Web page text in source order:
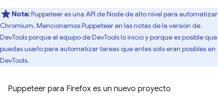
Nota:Puppeteer es una API de Node de alto nivel para automatizar
Chromium. Mencionamos Puppeteer en las notas de la versión de
DevTools porque el equipo de DevTools lo inició y porque es posible que
puedas usarlo para automatizar tareas que antes solo eran posibles en
DevTools.
Puppeteer para Firefox es un nuevo proyecto